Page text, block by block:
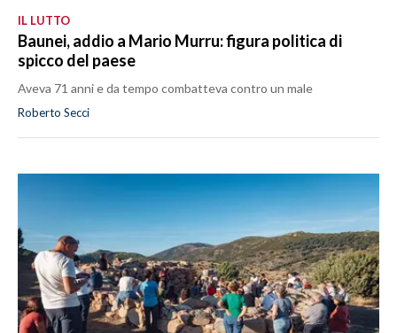
IL LUTTO
Baunei, addio a Mario Murru: figura politica di
spicco del paese
Aveva 71 anni e da tempo combatteva contro un male
Roberto Secci